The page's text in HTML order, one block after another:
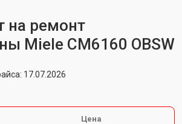
на ремонт
Miele CM6160 OBSW
17.07.2026
Цена